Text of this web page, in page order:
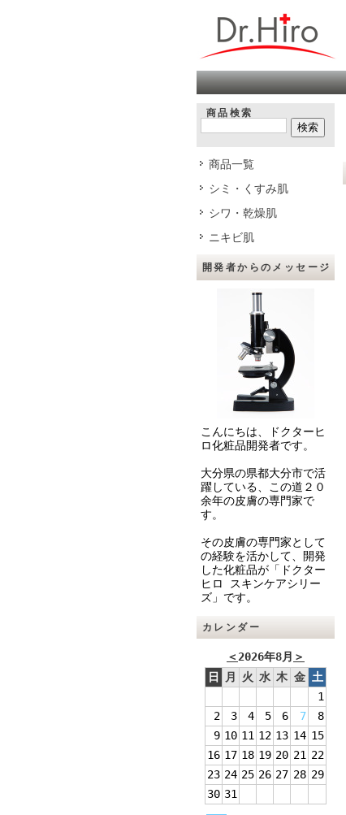
商品検索
商品一覧
シミ・くすみ肌
シワ・乾燥肌
ニキビ肌
開発者からのメッセージ
こんにちは、ドクターヒ
ロ化粧品開発者です。
大分県の県都大分市で活
躍している、この道２０
余年の皮膚の専門家で
す。
その皮膚の専門家として
の経験を活かして、開発
した化粧品が「ドクター
ヒロ スキンケアシリー
ズ」です。
カレンダー
＜ 2026年8月 ＞
日
月 火 水 木 金 土
1
2
3 4 5 6 7
8
9 10 11 12 13 14 15
16 17 18 19 20 21 22
23 24 25 26 27 28 29
30 31